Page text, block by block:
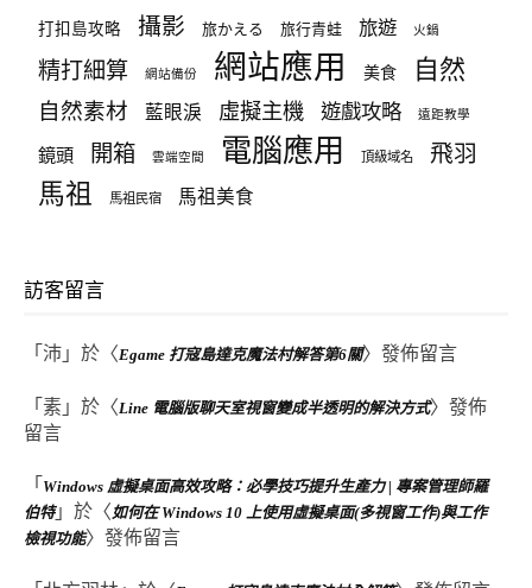
打扣島攻略 攝影 旅かえる 旅行青蛙 旅遊 火鍋
精打細算 網站備份 網站應用 美食 自然
自然素材 藍眼淚 虛擬主機 遊戲攻略 遠距教學
鏡頭 開箱 雲端空間 電腦應用 頂級域名 飛羽
馬祖 馬祖民宿 馬祖美食
訪客留言
「 沛 」於〈Egame 打寇島達克魔法村解答第6關〉發佈留言
「 素 」於〈Line 電腦版聊天室視窗變成半透明的解決方式〉發佈
留言
「 Windows 虛擬桌面高效攻略：必學技巧提升生產力 | 專案管理師羅
伯特」於〈 如何在 Windows 10 上使用虛擬桌面(多視窗工作)與工作
檢視功能〉發佈留言